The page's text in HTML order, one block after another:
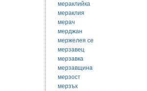
мераклийка
мераклия
мерач
мерджан
мержелея се
мерзавец
мерзавка
мерзавщина
мерзост
мерзък